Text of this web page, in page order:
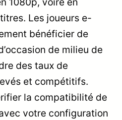
Les joueurs e-
bénéficier de
de milieu de
des taux de
et compétitifs.
la compatibilité de
votre configuration